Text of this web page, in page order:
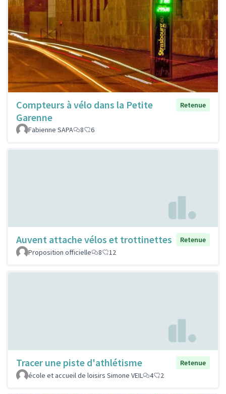
Compteurs à vélo dans la Petite
Garenne
Retenue
Fabienne SAPA 8 6
Auvent attache vélos et trottinettes
Retenue
Proposition officielle
8 12
Tracer une piste d'athlétisme
Retenue
école et accueil de loisirs Simone VEIL
4 2